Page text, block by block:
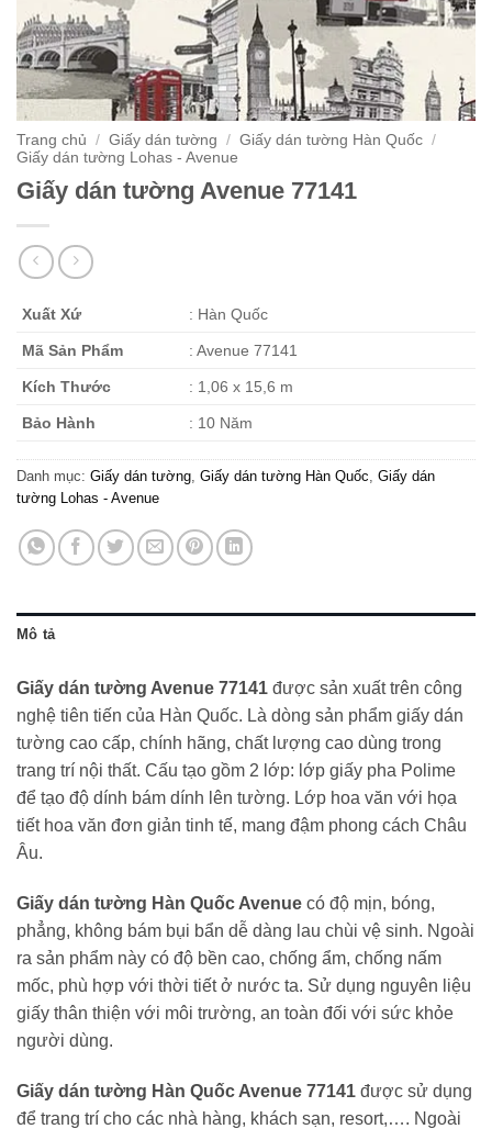
Trang chủ / Giấy dán tường / Giấy dán tường Hàn Quốc /
Giấy dán tường Lohas - Avenue
Giấy dán tường Avenue 77141
Xuất Xứ : Hàn Quốc
Mã Sản Phẩm : Avenue 77141
Kích Thước : 1,06 x 15,6 m
Bảo Hành : 10 Năm
Danh mục: Giấy dán tường, Giấy dán tường Hàn Quốc, Giấy dán
tường Lohas - Avenue
Mô tả
Giấy dán tường Avenue 77141 được sản xuất trên công
nghệ tiên tiến của Hàn Quốc. Là dòng sản phẩm giấy dán
tường cao cấp, chính hãng, chất lượng cao dùng trong
trang trí nội thất. Cấu tạo gồm 2 lớp: lớp giấy pha Polime
để tạo độ dính bám dính lên tường. Lớp hoa văn với họa
tiết hoa văn đơn giản tinh tế, mang đậm phong cách Châu
Âu.
Giấy dán tường Hàn Quốc Avenue có độ mịn, bóng,
phẳng, không bám bụi bẩn dễ dàng lau chùi vệ sinh. Ngoài
ra sản phẩm này có độ bền cao, chống ẩm, chống nấm
mốc, phù hợp với thời tiết ở nước ta. Sử dụng nguyên liệu
giấy thân thiện với môi trường, an toàn đối với sức khỏe
người dùng.
Giấy dán tường Hàn Quốc Avenue 77141 được sử dụng
để trang trí cho các nhà hàng, khách sạn, resort,…. Ngoài